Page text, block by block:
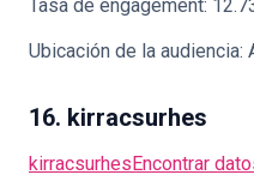
Tasa de engagement:
Ubicación de la audiencia:
16. kirracsurhes
kirracsurhesEncontrar